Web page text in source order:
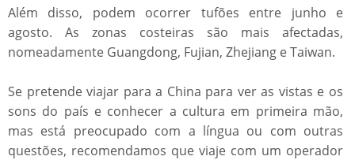
Além disso, podem ocorrer tufões entre junho e
agosto. As zonas costeiras são mais afectadas,
nomeadamente Guangdong, Fujian, Zhejiang e Taiwan.
Se pretende viajar para a China para ver as vistas e os
sons do país e conhecer a cultura em primeira mão,
mas está preocupado com a língua ou com outras
questões, recomendamos que viaje com um operador